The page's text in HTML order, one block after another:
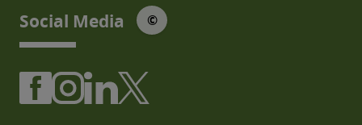
Social Media © © Social Media Icons: jam-